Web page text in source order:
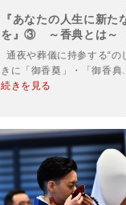
『あなたの人生に新た
を』③ ～香典とは～
通夜や葬儀に持参する“の
きに「御香奠」・「御香
続きを見る